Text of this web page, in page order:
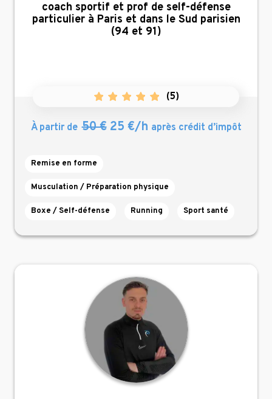
,
coach sportif et prof de self-défense
particulier à Paris et dans le Sud parisien
(94 et 91)
(5)
À partir de 50 €25 €/h après crédit d’impôt
Remise en forme
Musculation / Préparation physique
Boxe / Self-défense Running Sport santé